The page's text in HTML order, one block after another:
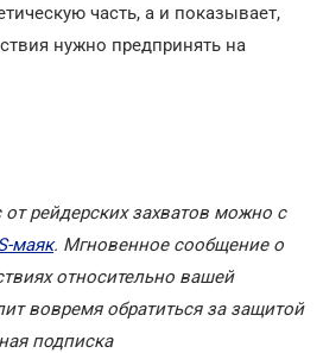
часть, а и показывает,
нужно предпринять на
рейдерских захватов можно с
маяк. Мгновенное сообщение о
относительно вашей
вовремя обратиться за защитой
подписка